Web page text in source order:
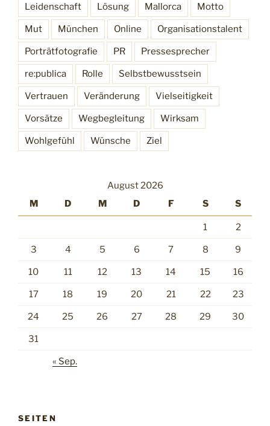
Leidenschaft Lösung Mallorca Motto
Mut München Online Organisationstalent
Porträtfotografie PR Pressesprecher
re:publica Rolle Selbstbewusstsein
Vertrauen Veränderung Vielseitigkeit
Vorsätze Wegbegleitung Wirksam
Wohlgefühl Wünsche Ziel
August 2026
M
D M D F S S
1 2
3 4 5 6 7 8 9
10 11 12 13 14 15 16
17 18 19 20 21 22 23
24 25 26 27 28 29 30
31
« Sep.
SEITEN